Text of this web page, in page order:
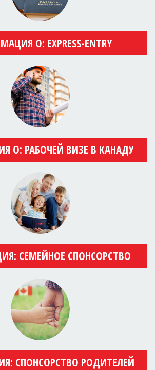
О: EXPRESS-ENTRY
О: РАБОЧЕЙ ВИЗЕ В КАНАДУ
СЕМЕЙНОЕ СПОНСОРСТВО
СПОНСОРСТВО РОДИТЕЛЕЙ